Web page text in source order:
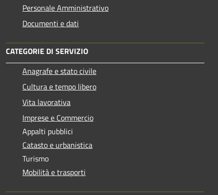
Personale Amministrativo
Documenti e dati
CATEGORIE DI SERVIZIO
Anagrafe e stato civile
Cultura e tempo libero
Vita lavorativa
Imprese e Commercio
Appalti pubblici
Catasto e urbanistica
Turismo
Mobilità e trasporti